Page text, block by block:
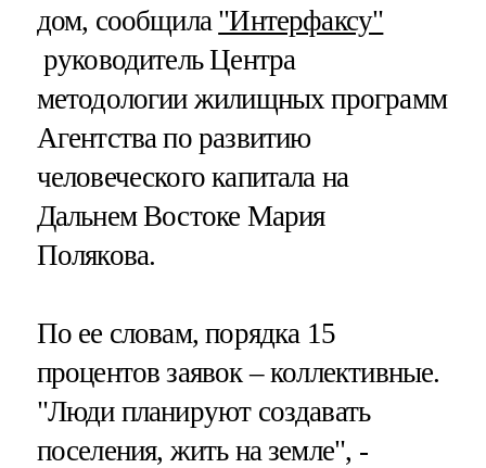
дом, сообщила "Интерфаксу"
руководитель Центра
методологии жилищных программ
Агентства по развитию
человеческого капитала на
Дальнем Востоке Мария
Полякова.
По ее словам, порядка 15
процентов заявок – коллективные.
"Люди планируют создавать
поселения, жить на земле", -